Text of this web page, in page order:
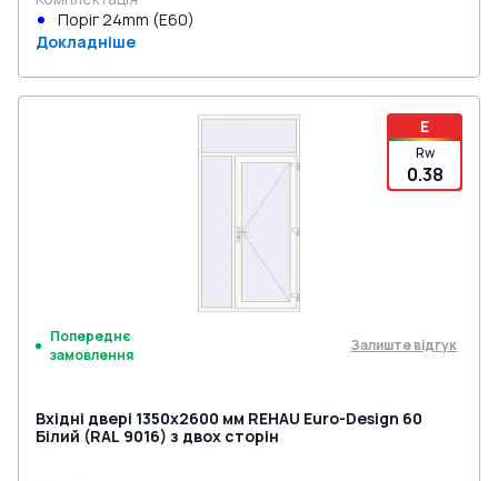
Поріг 24mm (E60)
Докладніше
E
Rw
0.38
Попереднє
замовлення
Залиште відгук
Вхідні двері 1350x2600 мм REHAU Euro-Design 60
Білий (RAL 9016) з двох сторін